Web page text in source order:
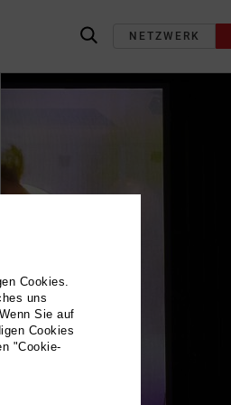
label_search
NETZWERK
Cookies.
uns
Sie auf
Cookies
"Cookie-